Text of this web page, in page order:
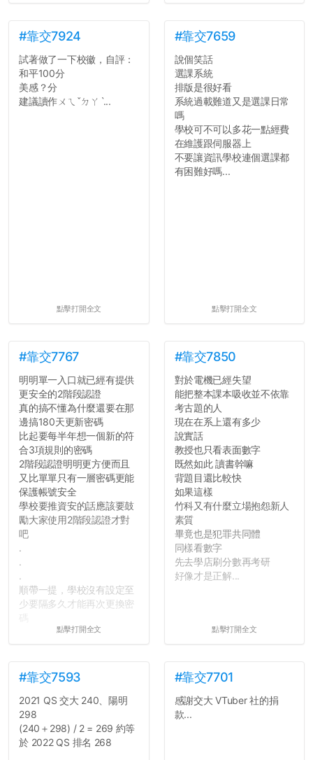
#靠交7924
試著做了一下校徽，自評：
和平100分
美感？分
建議讀作ㄨㄟˇㄉㄚˋ...
點擊打開全文
#靠交7659
說個笑話
選課系統
排版是很好看
系統過載難道又是選課日常
嗎
學校可不可以多花一點經費
在維護跟伺服器上
不要讓資訊學校連個選課都
有困難好嗎...
點擊打開全文
#靠交7767
明明單一入口就已經有提供
更安全的2階段認證
真的搞不懂為什麼還要在那
邊搞180天更新密碼
比起要每半年想一個新的符
合3項規則的密碼
2階段認證明明更方便而且
又比單單只有一層密碼更能
保護帳號安全
學校要推資安的話應該要鼓
勵大家使用2階段認證才對
吧
.
.
.
順帶一提，學校沒有設定至
少要隔多久才能再次更換密
所以只要重新設定4次密碼
真是安全呢...
點擊打開全文
#靠交7850
對於電機已經失望
能把整本課本吸收並不依靠
考古題的人
現在在系上還有多少
說實話
教授也只看表面數字
既然如此 讀書幹嘛
背題目還比較快
如果這樣
竹科又有什麼立場抱怨新人
素質
畢竟也是犯罪共同體
同樣看數字
先去學店刷分數再考研
好像才是正解...
點擊打開全文
#靠交7593
2021 QS 交大 240、陽明
298
(240＋298) / 2 = 269 約等
於 2022 QS 排名 268
#靠交7701
感謝交大 VTuber 社的捐
款...